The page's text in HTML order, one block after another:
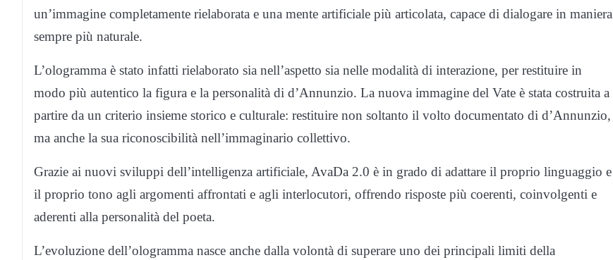
un’immagine completamente rielaborata e una mente artificiale più articolata, capace di dialogare in maniera
sempre più naturale.
L’ologramma è stato infatti rielaborato sia nell’aspetto sia nelle modalità di interazione, per restituire in
modo più autentico la figura e la personalità di d’Annunzio. La nuova immagine del Vate è stata costruita a
partire da un criterio insieme storico e culturale: restituire non soltanto il volto documentato di d’Annunzio,
ma anche la sua riconoscibilità nell’immaginario collettivo.
Grazie ai nuovi sviluppi dell’intelligenza artificiale, AvaDa 2.0 è in grado di adattare il proprio linguaggio e
il proprio tono agli argomenti affrontati e agli interlocutori, offrendo risposte più coerenti, coinvolgenti e
aderenti alla personalità del poeta.
L’evoluzione dell’ologramma nasce anche dalla volontà di superare uno dei principali limiti della